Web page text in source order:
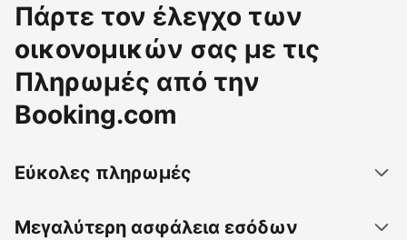
Πάρτε τον έλεγχο των
οικονομικών σας με τις
Πληρωμές από την
Booking.com
Εύκολες πληρωμές
Μεγαλύτερη ασφάλεια εσόδων